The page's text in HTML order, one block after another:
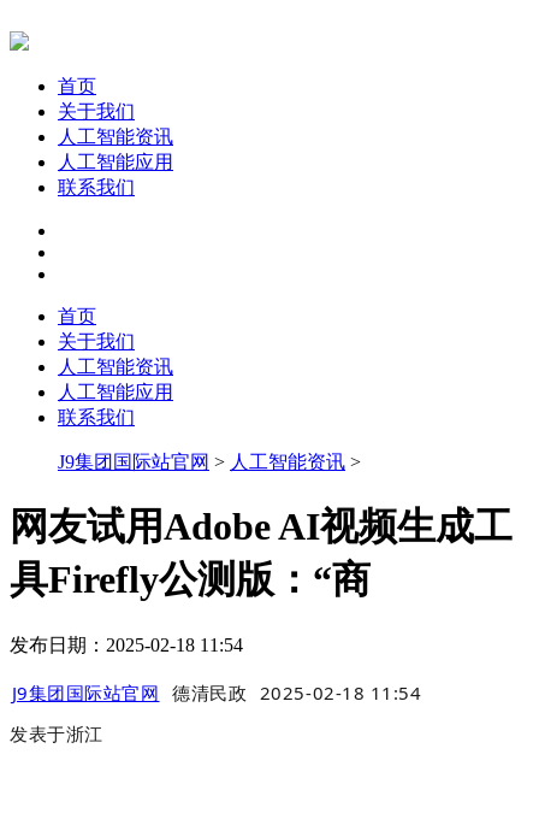
首页
关于我们
人工智能资讯
人工智能应用
联系我们
首页
关于我们
人工智能资讯
人工智能应用
联系我们
J9集团国际站官网 > 人工智能资讯 >
网友试用Adobe AI视频生成工
具Firefly公测版：“商
发布日期：2025-02-18 11:54
J9集团国际站官网 德清民政 2025-02-18 11:54
发表于浙江